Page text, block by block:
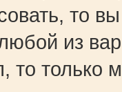
то
из
то только